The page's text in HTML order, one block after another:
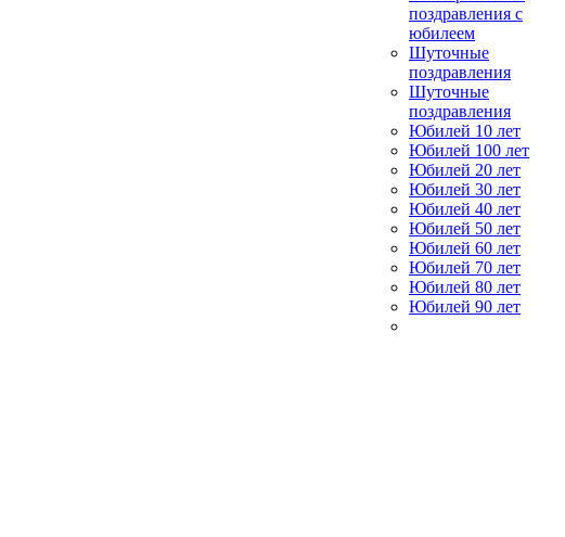
поздравления с
юбилеем
Шуточные
поздравления
Шуточные
поздравления
Юбилей 10 лет
Юбилей 100 лет
Юбилей 20 лет
Юбилей 30 лет
Юбилей 40 лет
Юбилей 50 лет
Юбилей 60 лет
Юбилей 70 лет
Юбилей 80 лет
Юбилей 90 лет